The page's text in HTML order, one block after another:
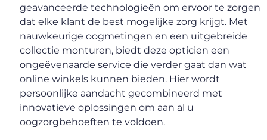
geavanceerde technologieën om ervoor te zorgen
dat elke klant de best mogelijke zorg krijgt. Met
nauwkeurige oogmetingen en een uitgebreide
collectie monturen, biedt deze opticien een
ongeëvenaarde service die verder gaat dan wat
online winkels kunnen bieden. Hier wordt
persoonlijke aandacht gecombineerd met
innovatieve oplossingen om aan al u
oogzorgbehoeften te voldoen.